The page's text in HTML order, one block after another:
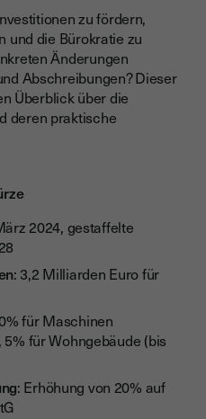
AfA
Verdopplung auf 40%
(2024-2027)
Schwellenwerte
Erleichterungen
Pflicht
neuen Steuerrechts
zu fördern,
und die Bürokratie zu
Änderungen
Abschreibungen? Dieser
Überblick über die
deren praktische
2024, gestaffelte
: 3,2 Milliarden Euro für
für Maschinen
5% für Wohngebäude (bis
: Erhöhung von 20% auf